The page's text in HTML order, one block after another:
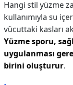
Hangi stil yüzme
kullanımıyla su
vücuttaki kasları
Yüzme sporu,
uygulanması
birini oluşturur.